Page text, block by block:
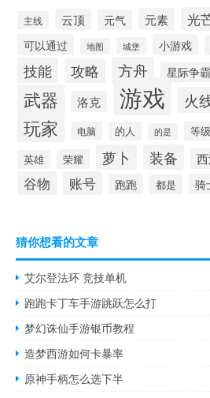
主线 云顶 元气 元素 光
可以通过 地图 城堡 小游戏
技能 攻略 方舟 星际争霸
武器 洛克 游戏 火
玩家 电脑 的人 的是 等级
英雄 荣耀 萝卜 装备
谷物 账号 跑跑 都是 骑
猜你想看的文章
艾尔登法环 竞技单机
跑跑卡丁车手游跳跃怎么打
梦幻诛仙手游银币教程
造梦西游如何卡暴率
原神手柄怎么选下半